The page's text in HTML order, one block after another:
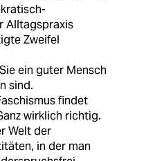
Alltagspraxis
Zweifel
ein guter Mensch
sind.
findet
wirklich richtig.
Welt der
in der man